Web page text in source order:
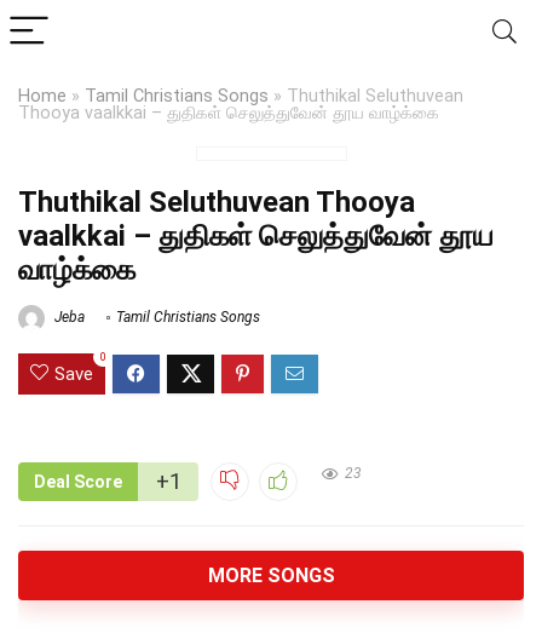
Home » Tamil Christians Songs » Thuthikal Seluthuvean
Thooya vaalkkai – துதிகள் செலுத்துவேன் தூய வாழ்க்கை
Thuthikal Seluthuvean Thooya
vaalkkai – துதிகள் செலுத்துவேன் தூய
வாழ்க்கை
Jeba Tamil Christians Songs
Save
0
Deal Score +1 23
MORE SONGS